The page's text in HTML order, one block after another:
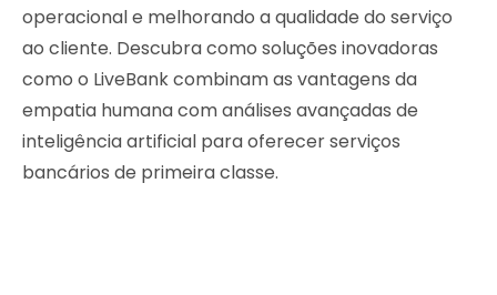
operacional e melhorando a qualidade do serviço
ao cliente. Descubra como soluções inovadoras
como o LiveBank combinam as vantagens da
empatia humana com análises avançadas de
inteligência artificial para oferecer serviços
bancários de primeira classe.